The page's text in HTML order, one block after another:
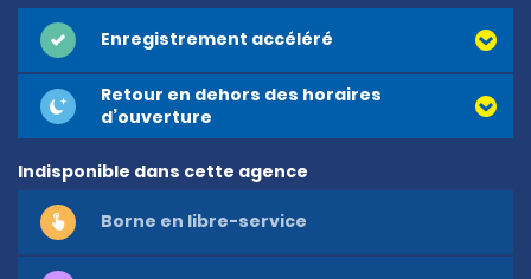
Enregistrement accéléré
Retour en dehors des horaires
d’ouverture
Indisponible dans cette agence
Borne en libre-service